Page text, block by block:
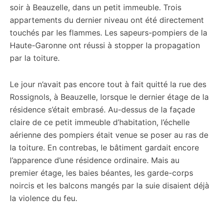
soir à Beauzelle, dans un petit immeuble. Trois
appartements du dernier niveau ont été directement
touchés par les flammes. Les sapeurs-pompiers de la
Haute-Garonne ont réussi à stopper la propagation
par la toiture.
Le jour n’avait pas encore tout à fait quitté la rue des
Rossignols, à Beauzelle, lorsque le dernier étage de la
résidence s’était embrasé. Au-dessus de la façade
claire de ce petit immeuble d’habitation, l’échelle
aérienne des pompiers était venue se poser au ras de
la toiture. En contrebas, le bâtiment gardait encore
l’apparence d’une résidence ordinaire. Mais au
premier étage, les baies béantes, les garde-corps
noircis et les balcons mangés par la suie disaient déjà
la violence du feu.